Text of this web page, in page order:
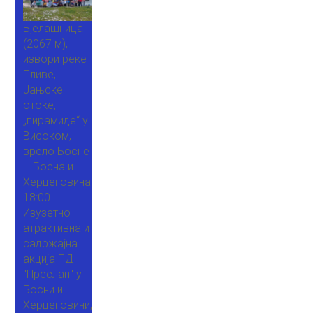
Бјелашница
(2067 м),
извори реке
Пливе,
Јањске
отоке,
„пирамиде“ у
Високом,
врело Босне
– Босна и
Херцеговина
18:00
Изузетно
атрактивна и
садржајна
акција ПД
"Преслап" у
Босни и
Херцеговини,